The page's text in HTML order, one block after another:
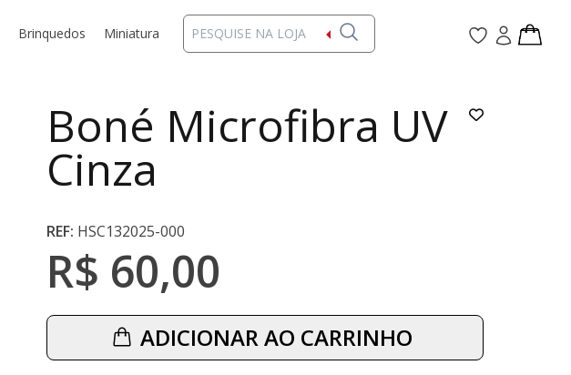
Brinquedos Miniatura
Boné Microfibra UV
Cinza
REF: HSC132025-000
R$ 60,00
ADICIONAR AO CARRINHO